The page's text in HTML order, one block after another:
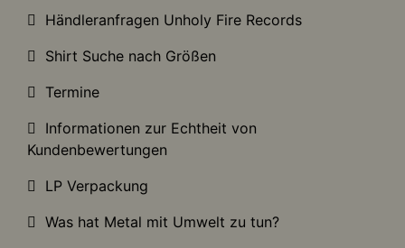
Händleranfragen Unholy Fire Records
Shirt Suche nach Größen
Termine
Informationen zur Echtheit von
Kundenbewertungen
LP Verpackung
Was hat Metal mit Umwelt zu tun?